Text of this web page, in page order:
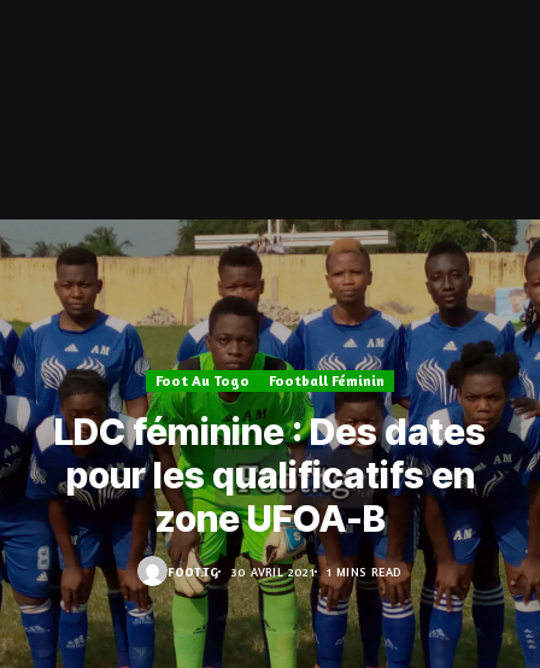
Foot Au Togo Football Féminin
LDC féminine : Des dates
pour les qualificatifs en
zone UFOA-B
FOOT.TG 30 AVRIL 2021 1 MINS READ